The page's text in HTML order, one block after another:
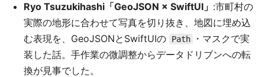
Ryo Tsuzukihashi「GeoJSON × SwiftUI」 :市町村の
実際の地形に合わせて写真を切り抜き、地図に埋め込
む表現を、GeoJSONとSwiftUIの
Path
・マスクで実
装した話。手作業の微調整からデータドリブンへの転
換が見事でした。